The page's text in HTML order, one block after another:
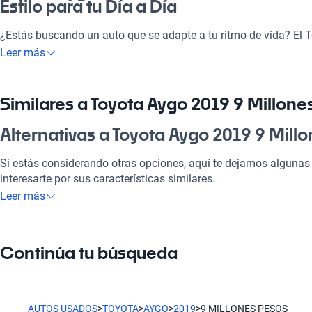
Estilo para tu Día a Día
¿Estás buscando un auto que se adapte a tu ritmo de vida? El
de pesos es la solución perfecta para ti. Este vehículo no solo
hace un compañero perfecto, ya sea en el viaje al trabajo o en
arrepentirás de invertir en este auto!
¿Por qué elegir Toyota Aygo 2019 9
Tecnología al servicio de tu comodidad
Disfrutá de la mejor tecnología con su sistema moderno, lo que
Leer más
Similares a Toyota Aygo 2019 9
Alternativas a Toyota Aygo 2019 9
Si estás considerando otras opciones, aquí te dejamos
interesarte por sus características similares.
Toyota RAV4
Leer más
Continúa tu búsqueda
AUTOS USADOS>TOYOTA>AYGO>2019>9 MILLONES PESOS